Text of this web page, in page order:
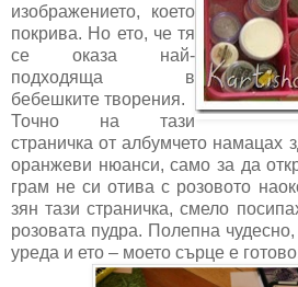
изображението, което
покрива. Но ето, че тя
се оказа най-
подходяща в
бебешките творения.
Точно на тази
страничка от албумчето намацах
оранжеви нюанси, само за да
грам не си отива с розовото
зян тази страничка, смело
розовата пудра. Полепна
уреда и ето – моето сърце е